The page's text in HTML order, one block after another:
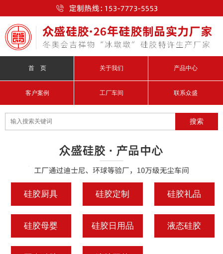
首 页 关于我们 产品中心
客户案例 工厂车间 联系众盛
硅胶厨具 硅胶定制 硅胶礼品
硅胶母婴 硅胶日用品 液态硅胶